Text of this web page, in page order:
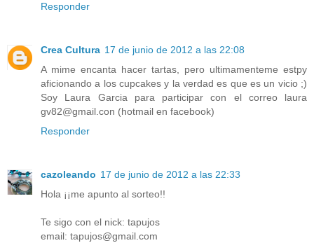
Responder
Crea Cultura 17 de junio de 2012 a las 22:08
A mime encanta hacer tartas, pero ultimamenteme estpy
aficionando a los cupcakes y la verdad es que es un vicio ;)
Soy Laura Garcia para participar con el correo laura
gv82@gmail.con (hotmail en facebook)
Responder
cazoleando 17 de junio de 2012 a las 22:33
Hola ¡¡me apunto al sorteo!!
Te sigo con el nick: tapujos
email: tapujos@gmail.com